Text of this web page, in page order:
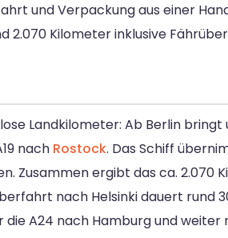
und Verpackung aus einer
2.070 Kilometer inklusive
Landkilometer: Ab Berlin bringt
nach Rostock. Das Schiff
Zusammen ergibt das ca. 2.070
nach Helsinki dauert
A24 nach Hamburg und weiter